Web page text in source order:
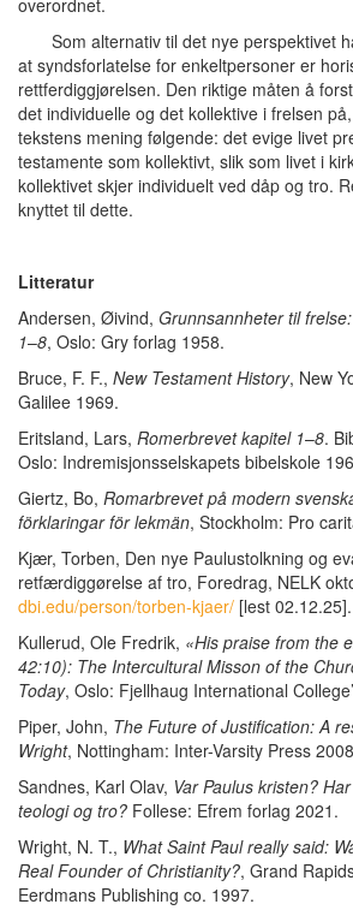
Som alternativ til det nye perspektivet
at syndsforlatelse for enkeltpersoner er
rettferdiggjørelsen. Den riktige måten å
det individuelle og det kollektive i frelsen
tekstens mening følgende: det evige livet
testamente som kollektivt, slik som livet i
kollektivet skjer individuelt ved dåp og tro.
knyttet til dette.
Litteratur
Andersen, Øivind, Grunnsannheter til
1–8, Oslo: Gry forlag 1958.
Bruce, F. F., New Testament History, New
Galilee 1969.
Eritsland, Lars, Romerbrevet kapitel 1–8.
Oslo: Indremisjonsselskapets bibelskole
Giertz, Bo, Romarbrevet på modern
förklaringar för lekmän, Stockholm: Pro
Kjær, Torben, Den nye Paulustolkning og
retfærdiggørelse af tro, Foredrag, NELK
dbi.edu/person/torben-kjaer/ [lest 02.12.25].
Kullerud, Ole Fredrik, «His praise from the
42:10): The Intercultural Misson of the
Today, Oslo: Fjellhaug International
Piper, John, The Future of Justification: A
Wright, Nottingham: Inter-Varsity Press
Sandnes, Karl Olav, Var Paulus kristen?
teologi og tro? Follese: Efrem forlag 2021.
Wright, N. T., What Saint Paul really said:
Real Founder of Christianity?, Grand
Eerdmans Publishing co. 1997.